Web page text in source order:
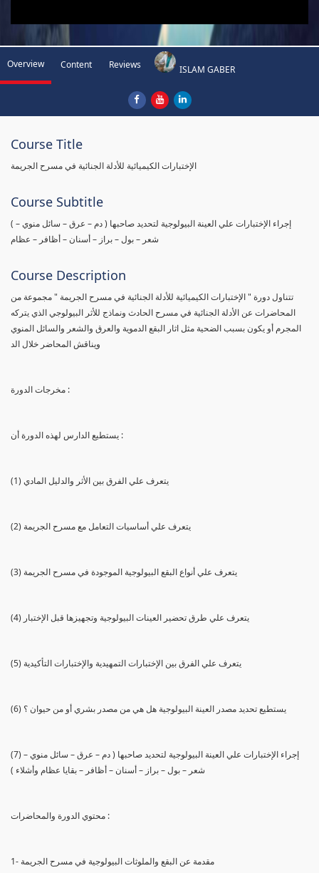
Overview Content Reviews ISLAM GABER
Course Title
الإختبارات الكيميائية للأدلة الجنائية في مسرح الجريمة
Course Subtitle
( إجراء الإختبارات علي العينة البيولوجية لتحديد صاحبها ( دم – عرق – سائل منوي –
شعر – بول – براز – أسنان – أظافر – عظام
Course Description
تتناول دورة " الإختبارات الكيميائية للأدلة الجنائية في مسرح الجريمة " مجموعة من
المحاضرات عن الأدلة الجنائية في مسرح الحادث ونماذج للأثر البيولوجي الذي يتركه
المجرم أو يكون بسبب الضحية مثل اثار البقع الدموية والعرق والشعر والسائل المنوي
ويناقش المحاضر خلال الد
مخرجات الدورة :
يستطيع الدارس لهذه الدورة أن :
(1) يتعرف علي الفرق بين الأثر والدليل المادي
(2) يتعرف علي أساسيات التعامل مع مسرح الجريمة
(3) يتعرف علي أنواع البقع البيولوجية الموجودة في مسرح الجريمة
(4) يتعرف علي طرق تحضير العينات البيولوجية وتجهيزها قبل الإختبار
(5) يتعرف علي الفرق بين الإختبارات التمهيدية والإختبارات التأكيدية
(6) يستطيع تحديد مصدر العينة البيولوجية هل هي من مصدر بشري أو من حيوان ؟
(7) إجراء الإختبارات علي العينة البيولوجية لتحديد صاحبها ( دم – عرق – سائل منوي –
شعر – بول – براز – أسنان – أظافر – بقايا عظام وأشلاء )
محتوي الدورة والمحاضرات :
1- مقدمة عن البقع والملوثات البيولوجية في مسرح الجريمة